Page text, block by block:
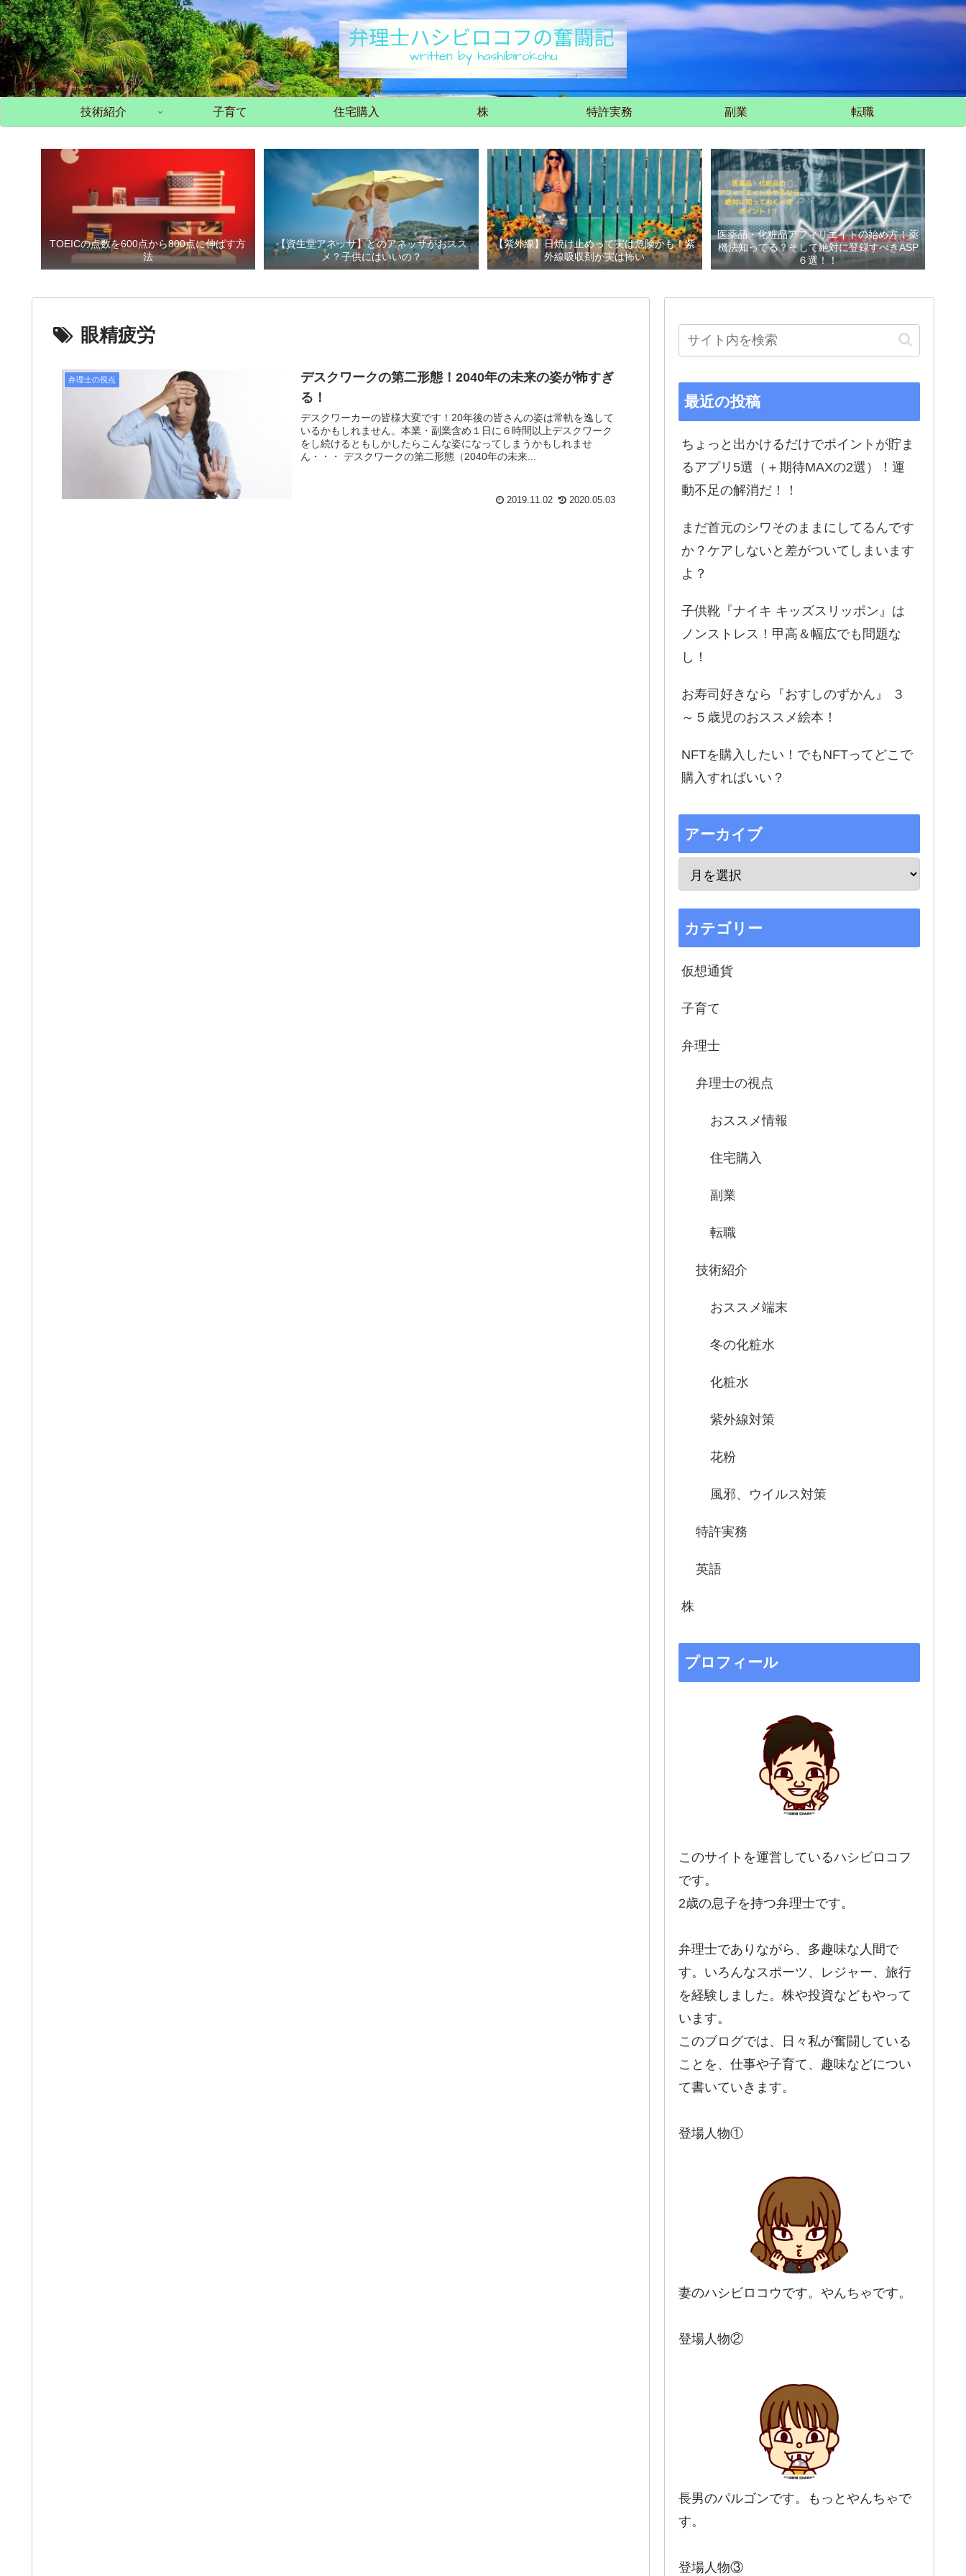
技術紹介 子育て 住宅購入 株 特許実務 副業 転職
TOEICの点数を600点から800点に伸ばす方
法
【資生堂アネッサ】どのアネッサがおスス
メ？子供にはいいの？
【紫外線】日焼け止めって実は危険かも！紫
外線吸収剤が実は怖い
医薬品・化粧品アフィリエイトの始め方！薬
機法知ってる？そして絶対に登録すべきASP
６選！！
眼精疲労
弁理士の視点
デスクワークの第二形態！2040年の未来の姿が怖すぎ
る！
デスクワーカーの皆様大変です！20年後の皆さんの姿は常軌を逸して
いるかもしれません。本業・副業含め１日に６時間以上デスクワーク
をし続けるともしかしたらこんな姿になってしまうかもしれませ
ん・・・ デスクワークの第二形態（2040年の未来...
2019.11.02 2020.05.03
最近の投稿
ちょっと出かけるだけでポイントが貯ま
るアプリ5選（＋期待MAXの2選）！運
動不足の解消だ！！
まだ首元のシワそのままにしてるんです
か？ケアしないと差がついてしまいます
よ？
子供靴『ナイキ キッズスリッポン』は
ノンストレス！甲高＆幅広でも問題な
し！
お寿司好きなら『おすしのずかん』 ３
～５歳児のおススメ絵本！
NFTを購入したい！でもNFTってどこで
購入すればいい？
アーカイブ
カテゴリー
仮想通貨
子育て
弁理士
弁理士の視点
おススメ情報
住宅購入
副業
転職
技術紹介
おススメ端末
冬の化粧水
化粧水
紫外線対策
花粉
風邪、ウイルス対策
特許実務
英語
株
プロフィール
このサイトを運営しているハシビロコフ
です。
2歳の息子を持つ弁理士です。
弁理士でありながら、多趣味な人間で
す。いろんなスポーツ、レジャー、旅行
を経験しました。株や投資などもやって
います。
このブログでは、日々私が奮闘している
ことを、仕事や子育て、趣味などについ
て書いていきます。
登場人物①
妻のハシビロコウです。やんちゃです。
登場人物②
長男のパルゴンです。もっとやんちゃで
す。
登場人物③